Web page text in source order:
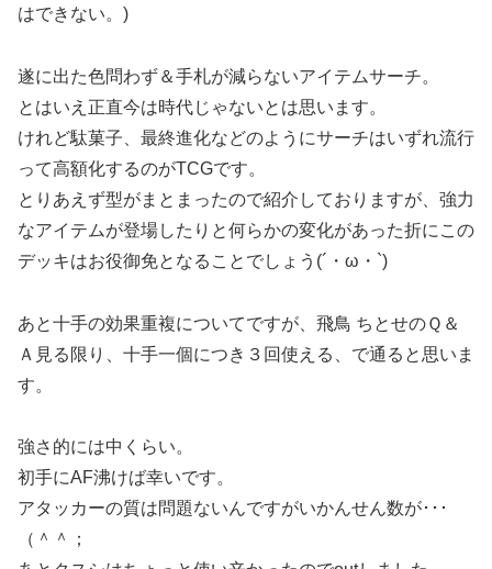
はできない。)
遂に出た色問わず＆手札が減らないアイテムサーチ。
とはいえ正直今は時代じゃないとは思います。
けれど駄菓子、最終進化などのようにサーチはいずれ流行
って高額化するのがTCGです。
とりあえず型がまとまったので紹介しておりますが、強力
なアイテムが登場したりと何らかの変化があった折にこの
デッキはお役御免となることでしょう(´・ω・`)
あと十手の効果重複についてですが、飛鳥 ちとせのＱ＆
Ａ見る限り、十手一個につき３回使える、で通ると思いま
す。
強さ的には中くらい。
初手にAF沸けば幸いです。
アタッカーの質は問題ないんですがいかんせん数が･･･
（＾＾；